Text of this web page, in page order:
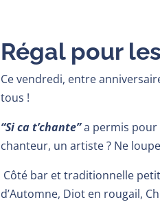
Régal pour
Ce vendredi, entre
tous !
“Si ca t’chante”a permis pour
chanteur, un artiste ? Ne
Côté bar et traditionnelle
d’Automne, Diot en rougail,